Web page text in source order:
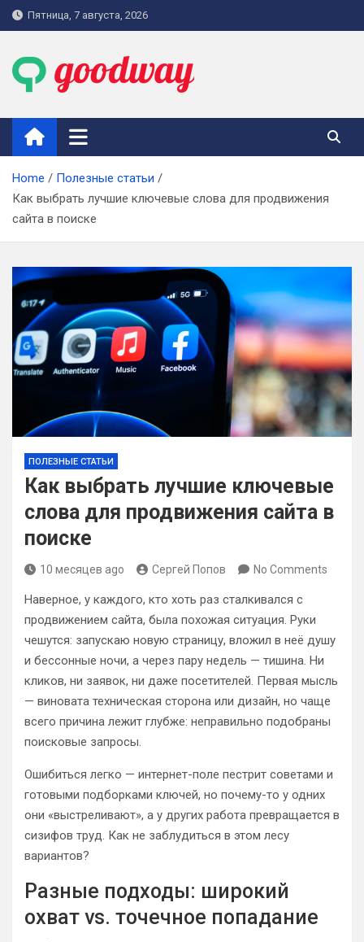
Skip
to
Пятница, 7 августа, 2026
goodway.com.ua
Home
Полезные статьи
Как выбрать лучшие ключевые слова для продвижения
сайта в поиске
ПОЛЕЗНЫЕ СТАТЬИ
Как выбрать лучшие ключевые
слова для продвижения сайта в
поиске
10 месяцев ago Сергей Попов No Comments
Наверное, у каждого, кто хоть раз сталкивался с
продвижением сайта, была похожая ситуация. Руки
чешутся: запускаю новую страницу, вложил в неё душу
и бессонные ночи, а через пару недель — тишина. Ни
кликов, ни заявок, ни даже посетителей. Первая мысль
— виновата техническая сторона или дизайн, но чаще
всего причина лежит глубже: неправильно подобраны
поисковые запросы.
Ошибиться легко — интернет-поле пестрит советами и
готовыми подборками ключей, но почему-то у одних
они «выстреливают», а у других работа превращается в
сизифов труд. Как не заблудиться в этом лесу
вариантов?
Разные подходы: широкий
охват vs. точечное попадание